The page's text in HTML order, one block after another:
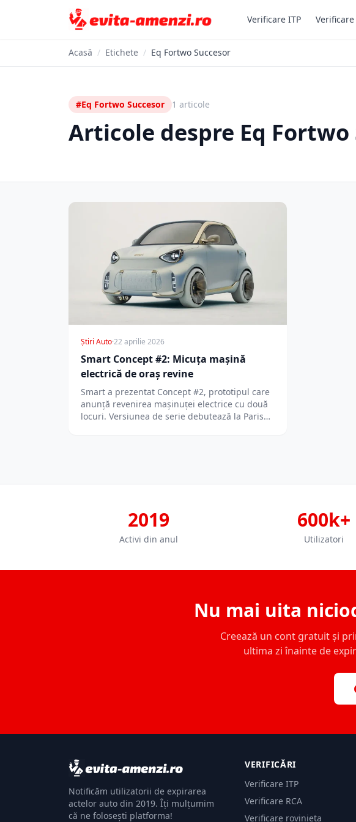
Verificare ITP Verificare
Acasă / Etichete / Eq Fortwo Succesor
#Eq Fortwo Succesor 1 articole
Articole despre Eq Fortwo
Știri Auto·22 aprilie 2026
Smart Concept #2: Micuța mașină
electrică de oraș revine
Smart a prezentat Concept #2, prototipul care
anunță revenirea mașinuței electrice cu două
locuri. Versiunea de serie debutează la Paris…
2019
Activi din anul
600k+
Utilizatori
Nu mai uita
Creează un cont gratuit și
ultima zi înainte de
Notificăm utilizatorii de expirarea
actelor auto din 2019. Îți mulțumim
că ne folosești platforma!
VERIFICĂRI
Verificare ITP
Verificare RCA
Verificare rovinieta